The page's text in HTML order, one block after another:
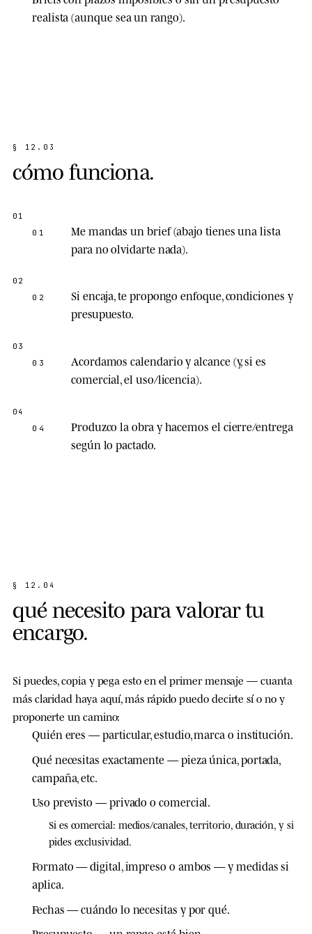
realista (aunque sea un rango).
§ 1 2 . 0 3
cómofunciona.
01
Me mandas un brief (abajo tienes una lista
para no olvidarte nada).
02
Si encaja, te propongo enfoque, condiciones y
presupuesto.
03
Acordamos calendario y alcance (y, si es
comercial, el uso/licencia).
04
Produzco la obra y hacemos el cierre/entrega
según lo pactado.
§ 1 2 . 0 4
quénecesitoparavalorartu
encargo.
Si puedes, copia y pega esto en el primer mensaje — cuanta
más claridad haya aquí, más rápido puedo decirte sí o no y
proponerte un camino:
Quién eres — particular, estudio, marca o institución.
Qué necesitas exactamente— pieza única, portada,
campaña, etc.
Uso previsto — privado o comercial.
Si es comercial: medios/canales,territorio, duración, y si
pides exclusividad.
Formato— digital, impreso o ambos — ymedidassi
aplica.
Fechas— cuándo lo necesitas y por qué.